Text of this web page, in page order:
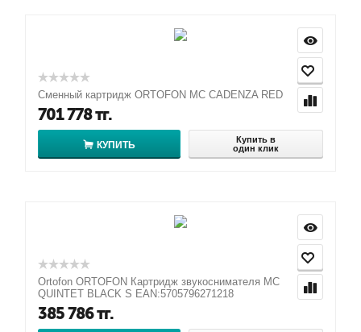
Сменный картридж ORTOFON MC CADENZA RED
701 778тг.
КУПИТЬ
Купить в
один клик
Ortofon ORTOFON Картридж звукоснимателя MC
QUINTET BLACK S EAN:5705796271218
385 786тг.